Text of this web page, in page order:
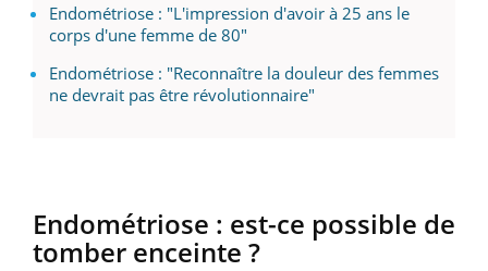
Endométriose : "L'impression d'avoir à 25 ans le
corps d'une femme de 80"
Endométriose : "Reconnaître la douleur des femmes
ne devrait pas être révolutionnaire"
Endométriose : est-ce possible de
tomber enceinte ?